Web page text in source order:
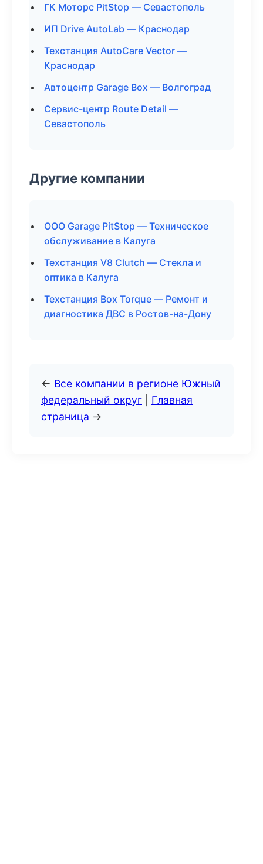
ГК Моторс PitStop — Севастополь
ИП Drive AutoLab — Краснодар
Техстанция AutoCare Vector —
Краснодар
Автоцентр Garage Box — Волгоград
Сервис-центр Route Detail —
Севастополь
Другие компании
ООО Garage PitStop — Техническое
обслуживание в Калуга
Техстанция V8 Clutch — Стекла и
оптика в Калуга
Техстанция Box Torque — Ремонт и
диагностика ДВС в Ростов-на-Дону
← Все компании в регионе Южный
федеральный округ
Главная
страница →